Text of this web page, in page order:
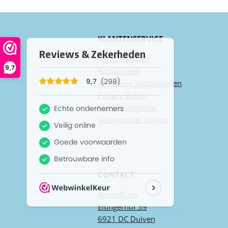
9,7
KLANTENSERVICE
Verzendkosten
Retourneren
Algemene
Voorwaarden
PrivacyPolicy
Klachtenregeling
CONTACT
Annet4Crea
Eltingerhof 39
6921 DC Duiven